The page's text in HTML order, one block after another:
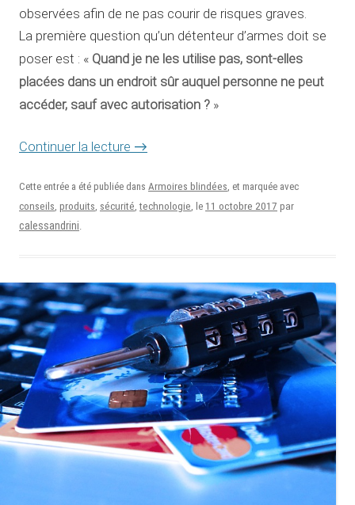
observées afin de ne pas courir de risques graves.
La première question qu’un détenteur d’armes doit se
poser est : « Quand je ne les utilise pas, sont-elles
placées dans un endroit sûr auquel personne ne peut
accéder, sauf avec autorisation ? »
Continuer la lecture →
Cette entrée a été publiée dans Armoires blindées , et marquée avec
conseils produits sécurité ,technologie , le 11 octobre 2017 par
calessandrini